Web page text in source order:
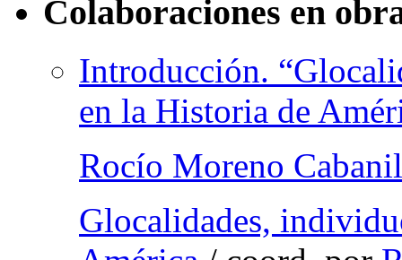
Colaboraciones en
Introducción.
en la Historia de
Rocío Moreno
Glocalidades,